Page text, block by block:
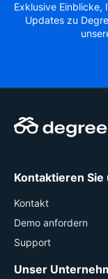
Exklusive Einblicke,
Updates zu
Kontaktieren Sie
Kontakt
Demo anfordern
Support
Unser